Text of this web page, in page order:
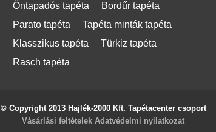
Öntapadós tapéta
Bordűr tapéta
Parato tapéta
Tapéta minták tapéta
Klasszikus tapéta
Türkiz tapéta
Rasch tapéta
© Copyright 2013 Hajlék-2000 Kft. Tapétacenter csoport
Vásárlási feltételek Adatvédelmi nyilatkozat